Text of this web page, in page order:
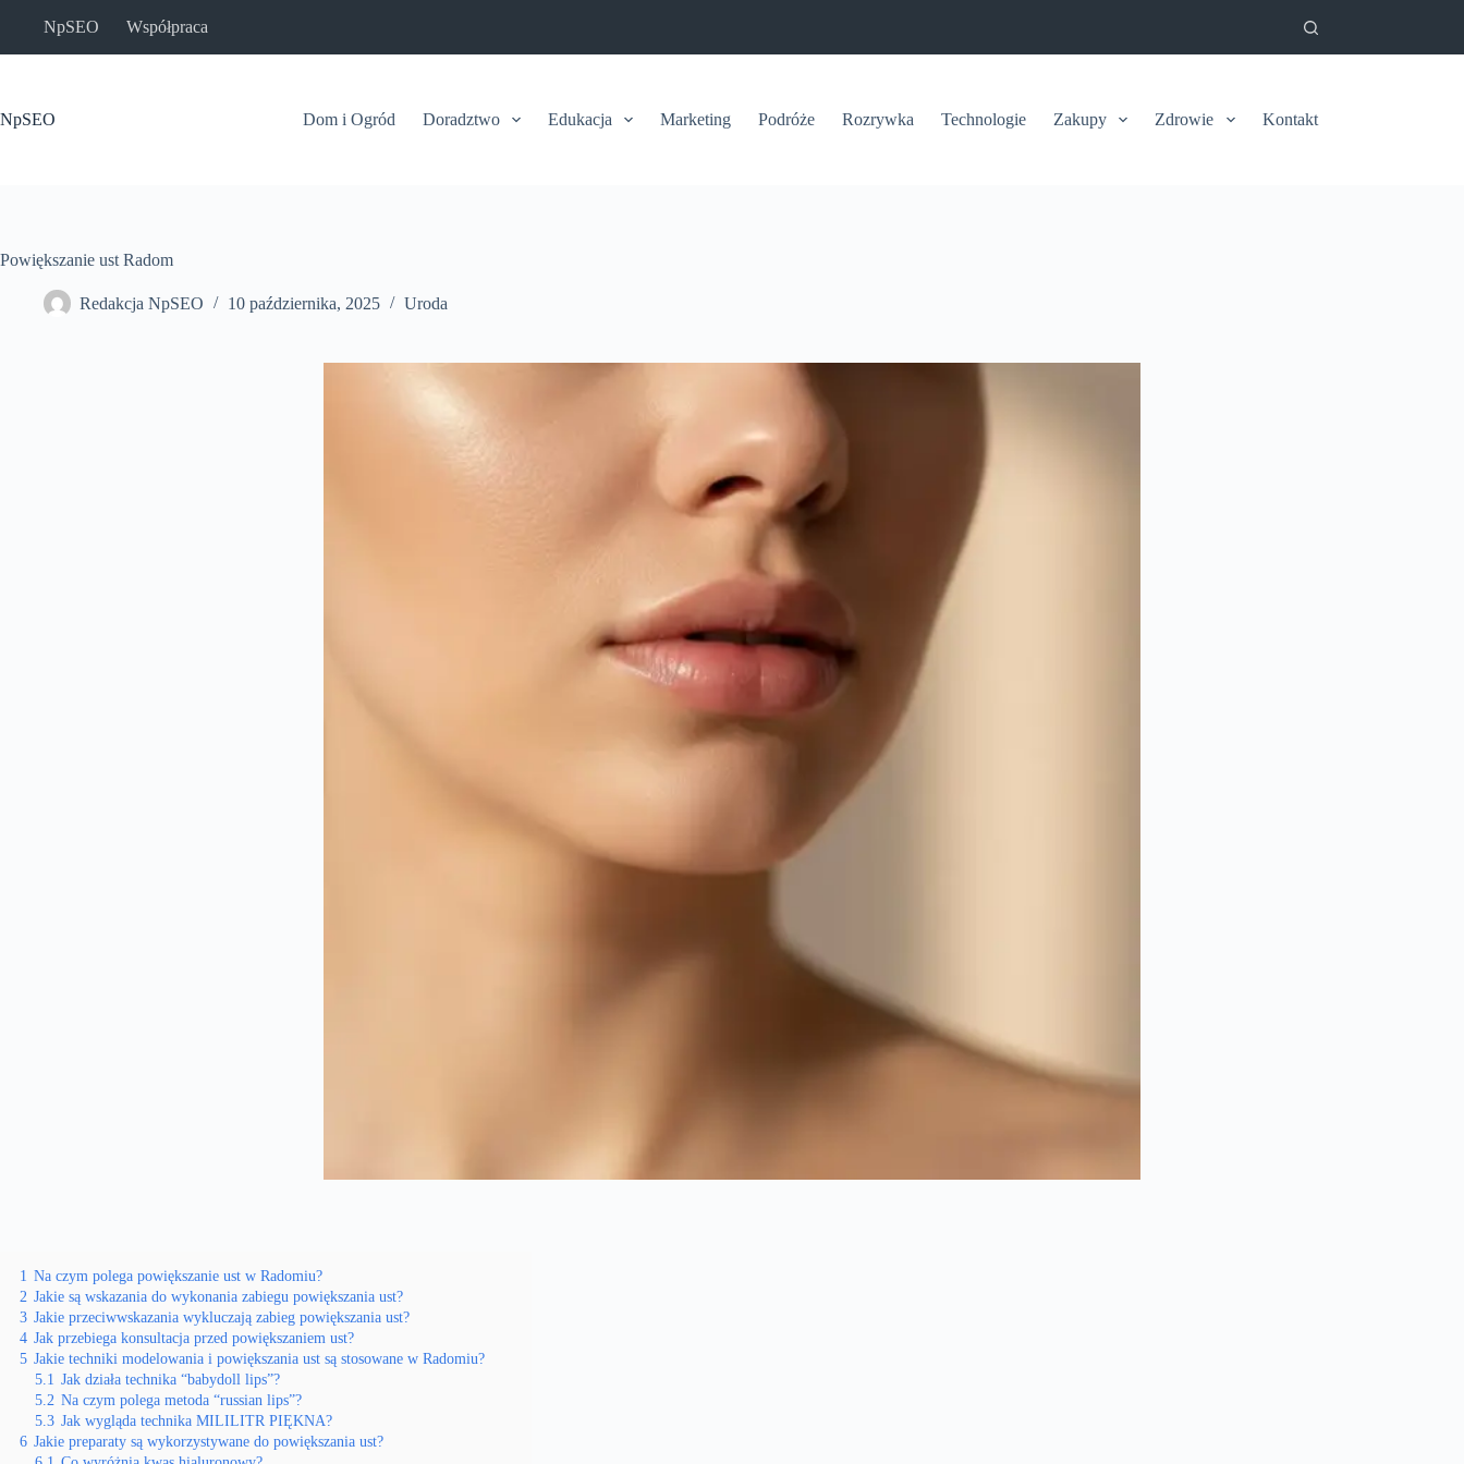
NpSEO Współpraca
NpSEO Dom i Ogród Doradztwo Edukacja Marketing Podróże Rozrywka Technologie Zakupy Zdrowie Kontakt
Powiększanie ust Radom
Redakcja NpSEO 10 października, 2025 Uroda
1 Na czym polega powiększanie ust w Radomiu?
2 Jakie są wskazania do wykonania zabiegu powiększania ust?
3 Jakie przeciwwskazania wykluczają zabieg powiększania ust?
4 Jak przebiega konsultacja przed powiększaniem ust?
5 Jakie techniki modelowania i powiększania ust są stosowane w Radomiu?
5.1 Jak działa technika “babydoll lips”?
5.2 Na czym polega metoda “russian lips”?
5.3 Jak wygląda technika MILILITR PIĘKNA?
6 Jakie preparaty są wykorzystywane do powiększania ust?